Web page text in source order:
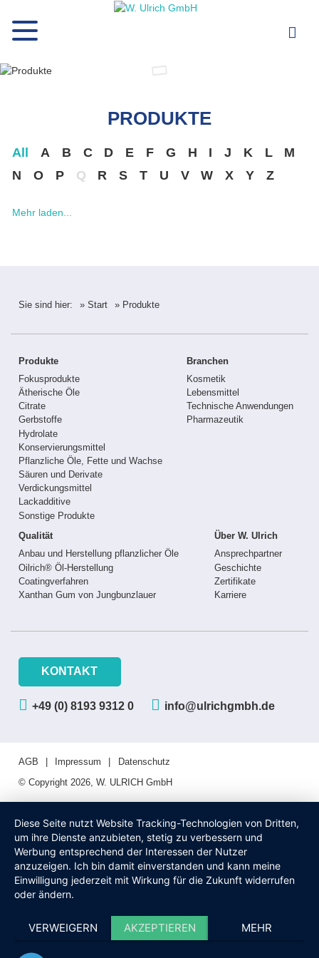
PRODUKTE
All A B C D E F G H I J K L
M
N
O P Q R S T U V W X Y Z
Mehr laden...
Sie sind hier: » Start » Produkte
Produkte
Fokusprodukte
Ätherische Öle
Citrate
Gerbstoffe
Hydrolate
Konservierungsmittel
Pflanzliche Öle, Fette und Wachse
Säuren und Derivate
Verdickungsmittel
Lackadditive
Sonstige Produkte
Branchen
Kosmetik
Lebensmittel
Technische Anwendungen
Pharmazeutik
Qualität
Anbau und Herstellung pflanzlicher Öle
Oilrich® Öl-Herstellung
Coatingverfahren
Xanthan Gum von Jungbunzlauer
Über W. Ulrich
Ansprechpartner
Geschichte
Zertifikate
Karriere
KONTAKT
+49 (0) 8193 9312 0 info@ulrichgmbh.de
AGB Impressum
Datenschutz
© Copyright 2026, W. ULRICH GmbH
Diese Seite nutzt Website Tracking-Technologien von Dritten,
um ihre Dienste anzubieten, stetig zu verbessern und
Werbung entsprechend der Interessen der Nutzer
anzuzeigen. Ich bin damit einverstanden und kann meine
Einwilligung jederzeit mit Wirkung für die Zukunft widerrufen
oder ändern.
VERWEIGERN AKZEPTIEREN MEHR